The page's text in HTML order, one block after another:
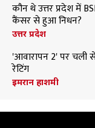
कौन थे उत्तर प्रदेश में
कैंसर से हुआ निधन?
उत्तर प्रदेश
'आवारापन 2' पर चली
रेटिंग
इमरान हाशमी